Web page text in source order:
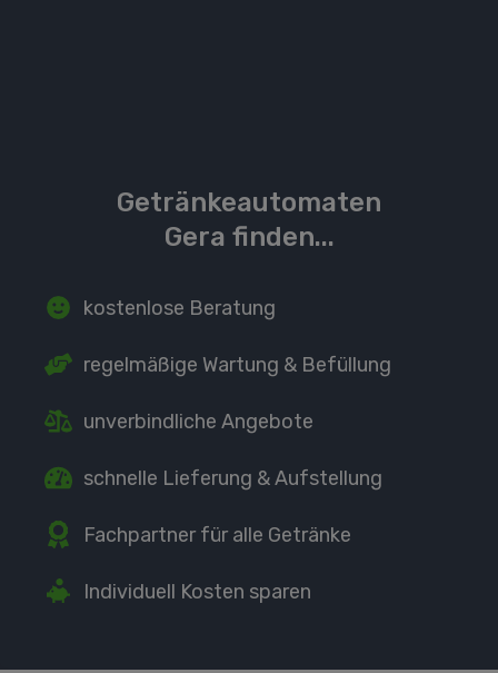
Getränkeautomaten
Gera finden...
kostenlose Beratung
regelmäßige Wartung & Befüllung
unverbindliche Angebote
schnelle Lieferung & Aufstellung
Fachpartner für alle Getränke
Individuell Kosten sparen